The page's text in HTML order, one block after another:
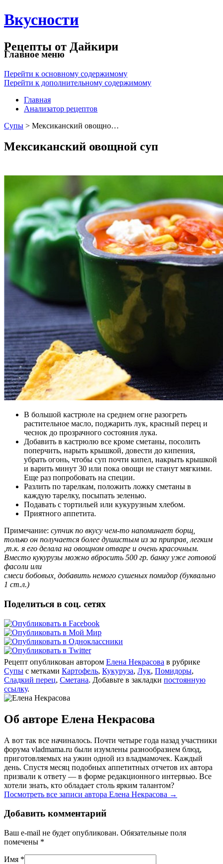
Вкусности
Рецепты от Дайкири
Главное меню
Перейти к основному содержимому
Перейти к дополнительному содержимому
Главная
Анализатор рецептов
Супы > Мексиканский овощно…
Мексиканский овощной суп
В большой кастрюле на среднем огне разогреть
растительное масло, поджарить лук, красный перец и
чеснок до прозрачного состояния лука.
Добавить в кастрюлю все кроме сметаны, посолить
поперчить, нарыть крышкой, довести до кипения,
убрать огонь, чтобы суп почти кипел, накрыть крышкой
и варить минут 30 или пока овощи не станут мягкими.
Еще раз попробовать на специи.
Разлить по тарелкам, положить ложку сметаны в
каждую тарелку, посыпать зеленью.
Подавать с тортильей или кукурузным хлебом.
Приятного аппетита.
Примечание: супчик по вкусу чем-то напоминает борщ,
только он получается более душистым из за приправ, легким
,т.к. я его делала на овощном отваре и очень красочным.
Вместо кукурузы можно вбросить 500 гр. банку уже готовой
фасоли или
смеси бобовых, добавить немого сушеных помидор (буквально
1 ст.л.)
Поделиться в соц. сетях
Рецепт опубликован автором Елена Некрасова в рубрике
Супы с метками Картофель, Кукуруза, Лук, Помидоры,
Сладкий перец, Сметана. Добавьте в закладки постоянную
ссылку.
Об авторе Елена Некрасова
А вот так все начиналось. Почти четыре года назад участники
форума vladmama.ru были изумлены разнообразием блюд,
приготовляемых на ужин одной из владмамочек. Каждый
день. Спустя месяц подобных аппетитных отчетов их автора
призвали к ответу — в форме редакционного интервью. Все
хотели знать, кто обладает столь ярким талантом?
Посмотреть все записи автора Елена Некрасова →
Добавить комментарий
Ваш e-mail не будет опубликован. Обязательные поля
помечены *
Имя *